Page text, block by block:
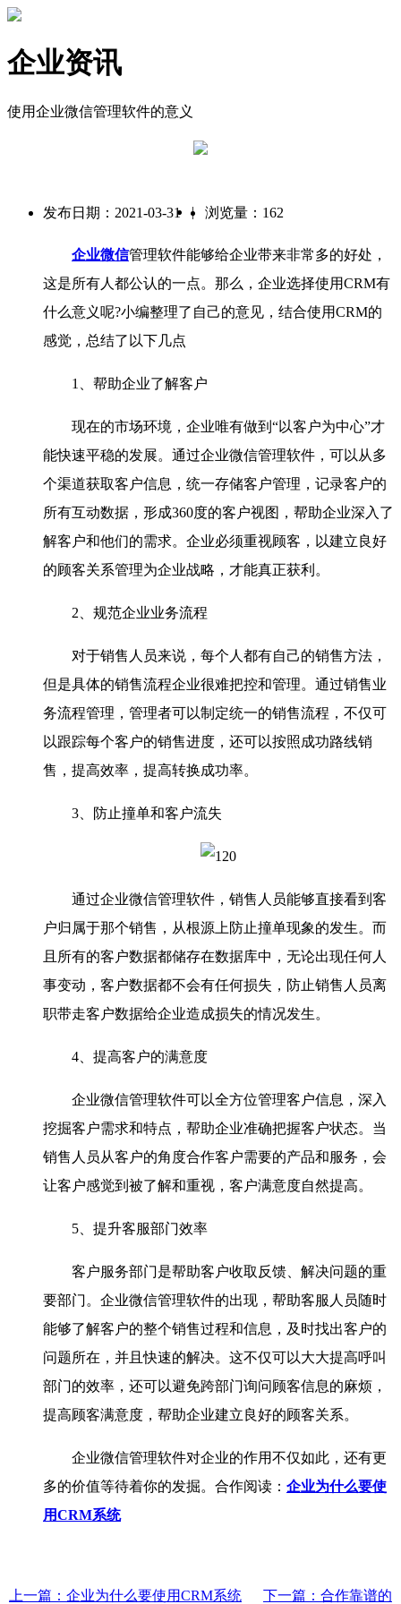
企业资讯
使用企业微信管理软件的意义
发布日期：2021-03-31 | 浏览量：162
企业微信管理软件能够给企业带来非常多的好处，
这是所有人都公认的一点。那么，企业选择使用CRM有
什么意义呢?小编整理了自己的意见，结合使用CRM的
感觉，总结了以下几点
1、帮助企业了解客户
现在的市场环境，企业唯有做到“以客户为中心”才
能快速平稳的发展。通过企业微信管理软件，可以从多
个渠道获取客户信息，统一存储客户管理，记录客户的
所有互动数据，形成360度的客户视图，帮助企业深入了
解客户和他们的需求。企业必须重视顾客，以建立良好
的顾客关系管理为企业战略，才能真正获利。
2、规范企业业务流程
对于销售人员来说，每个人都有自己的销售方法，
但是具体的销售流程企业很难把控和管理。通过销售业
务流程管理，管理者可以制定统一的销售流程，不仅可
以跟踪每个客户的销售进度，还可以按照成功路线销
售，提高效率，提高转换成功率。
3、防止撞单和客户流失
通过企业微信管理软件，销售人员能够直接看到客
户归属于那个销售，从根源上防止撞单现象的发生。而
且所有的客户数据都储存在数据库中，无论出现任何人
事变动，客户数据都不会有任何损失，防止销售人员离
职带走客户数据给企业造成损失的情况发生。
4、提高客户的满意度
企业微信管理软件可以全方位管理客户信息，深入
挖掘客户需求和特点，帮助企业准确把握客户状态。当
销售人员从客户的角度合作客户需要的产品和服务，会
让客户感觉到被了解和重视，客户满意度自然提高。
5、提升客服部门效率
客户服务部门是帮助客户收取反馈、解决问题的重
要部门。企业微信管理软件的出现，帮助客服人员随时
能够了解客户的整个销售过程和信息，及时找出客户的
问题所在，并且快速的解决。这不仅可以大大提高呼叫
部门的效率，还可以避免跨部门询问顾客信息的麻烦，
提高顾客满意度，帮助企业建立良好的顾客关系。
企业微信管理软件对企业的作用不仅如此，还有更
多的价值等待着你的发掘。合作阅读： 企业为什么要使
用CRM系统
上一篇：企业为什么要使用CRM系统 下一篇：合作靠谱的